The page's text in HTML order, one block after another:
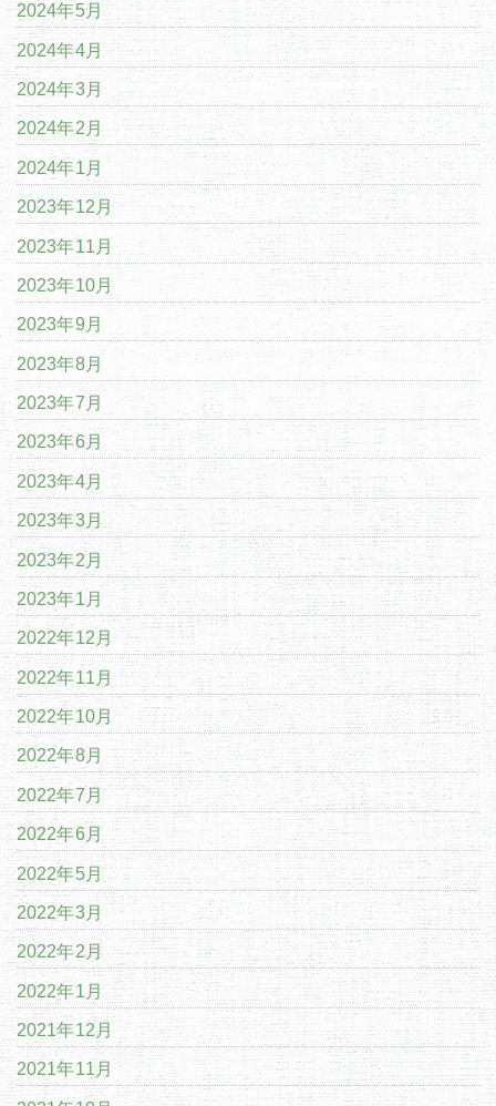
2024年5月
2024年4月
2024年3月
2024年2月
2024年1月
2023年12月
2023年11月
2023年10月
2023年9月
2023年8月
2023年7月
2023年6月
2023年4月
2023年3月
2023年2月
2023年1月
2022年12月
2022年11月
2022年10月
2022年8月
2022年7月
2022年6月
2022年5月
2022年3月
2022年2月
2022年1月
2021年12月
2021年11月